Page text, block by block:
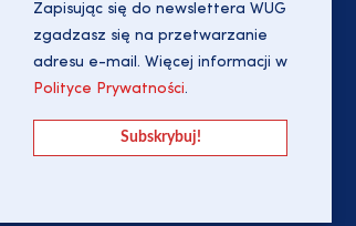
Zapisując się do newslettera WUG
zgadzasz się na przetwarzanie
adresu e-mail. Więcej informacji w
Polityce Prywatności.